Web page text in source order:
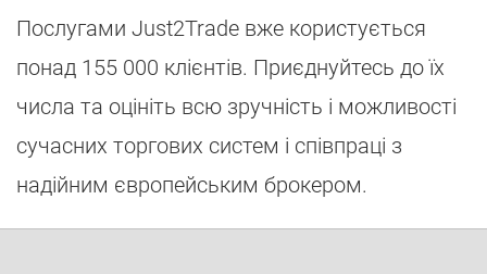
Послугами Just2Trade вже користується
понад 155 000 клієнтів. Приєднуйтесь до їх
числа та оцініть всю зручність і можливості
сучасних торгових систем і співпраці з
надійним європейським брокером.